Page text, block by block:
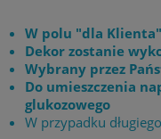
W polu "dla
Dekor zostanie
Wybrany przez
Do umieszczenia
glukozowego
W przypadku